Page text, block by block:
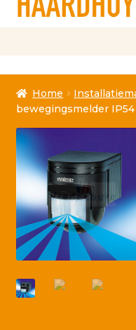
Afrekenen
Algemene voorwaarden
Betaling geannuleerd
Betaling voltooid
Blog
Contact
FAQ
Home
bewegingsmelder IP54